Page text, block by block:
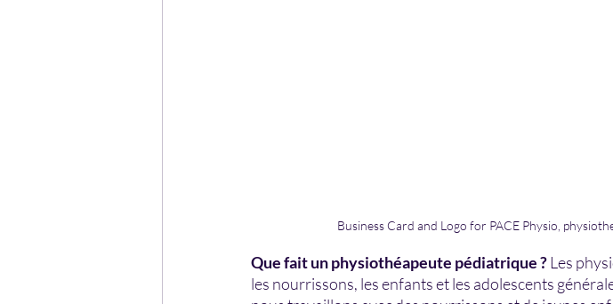
Business Card and Logo for PACE Physio,
Que fait un physiothéapeute pédiatrique ? Les
les nourrissons, les enfants et les adolescents